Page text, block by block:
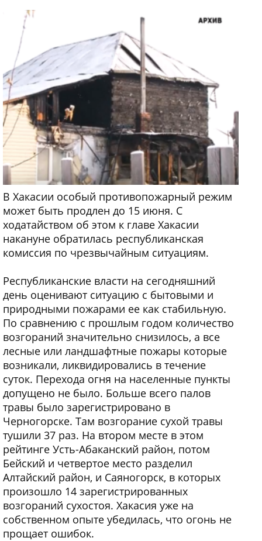
В Хакасии особый противопожарный режим
может быть продлен до 15 июня. С
ходатайством об этом к главе Хакасии
накануне обратилась республиканская
комиссия по чрезвычайным ситуациям.
Республиканские власти на сегодняшний
день оценивают ситуацию с бытовыми и
природными пожарами ее как стабильную.
По сравнению с прошлым годом количество
возгораний значительно снизилось, а все
лесные или ландшафтные пожары которые
возникали, ликвидировались в течение
суток. Перехода огня на населенные пункты
допущено не было. Больше всего палов
травы было зарегистрировано в
Черногорске. Там возгорание сухой травы
тушили 37 раз. На втором месте в этом
рейтинге Усть-Абаканский район, потом
Бейский и четвертое место разделил
Алтайский район, и Саяногорск, в которых
произошло 14 зарегистрированных
возгораний сухостоя. Хакасия уже на
собственном опыте убедилась, что огонь не
прощает ошибок.